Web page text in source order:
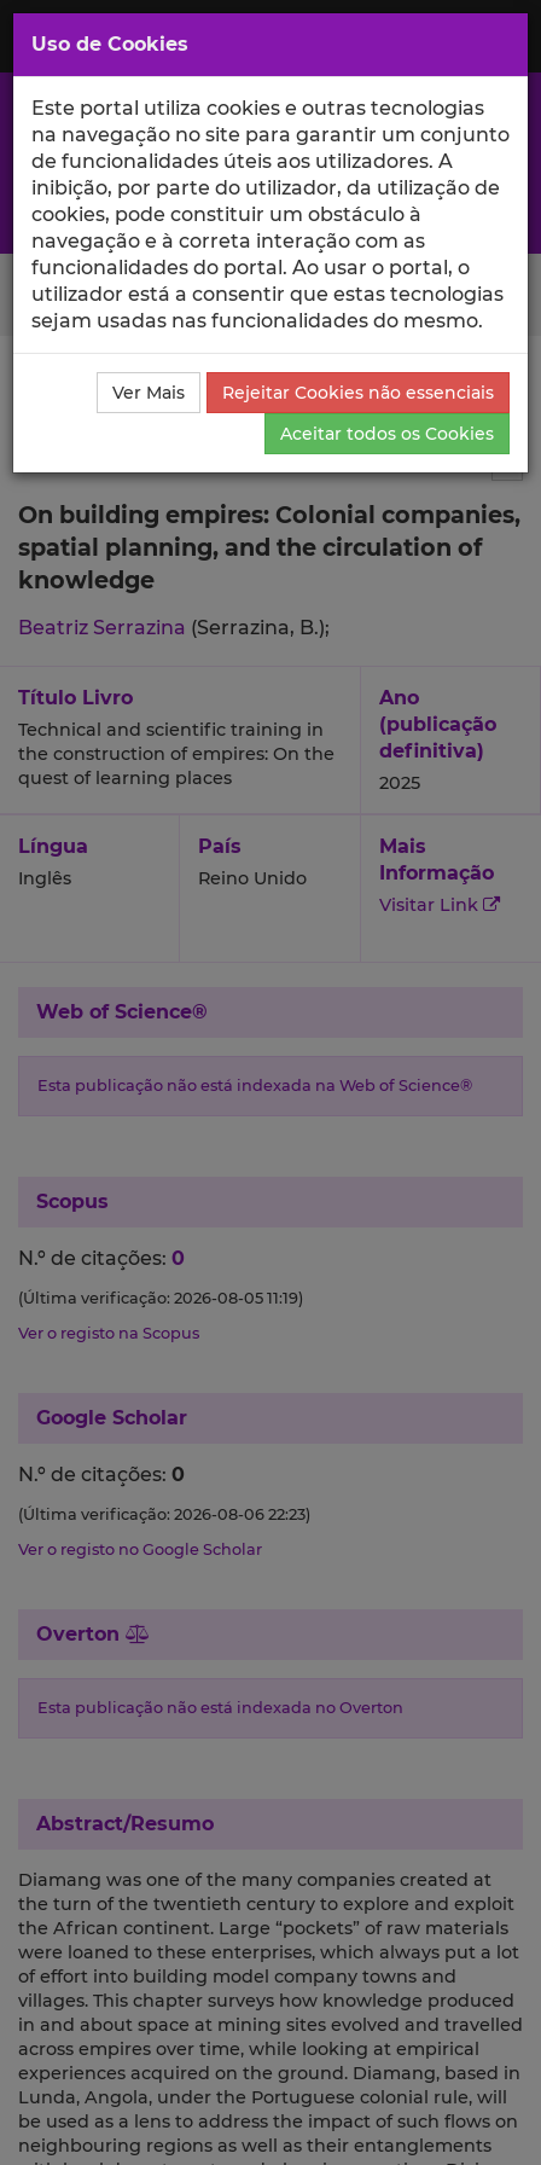
Saltar
para
Conteúdo
Principal
A excelência da investigação e ciência no Iscte
Search Button
Ciência_Iscte Publicações
Descrição Detalhada da
Publicação
On building empires: Colonial companies,
spatial planning, and the circulation of
knowledge
Beatriz Serrazina (Serrazina, B.);
Título Livro
Technical and scientific training in
the construction of empires: On the
quest of learning places
Ano
(publicação
definitiva)
2025
Língua
Inglês
País
Reino Unido
Mais
Informação
Visitar Link
Web of Science®
Esta publicação não está indexada na Web of Science®
Scopus
N.º de citações: 0
(Última verificação: 2026-08-05 11:19)
Ver o registo na Scopus
Google Scholar
N.º de citações: 0
(Última verificação: 2026-08-06 22:23)
Ver o registo no Google Scholar
Overton
Esta publicação não está indexada no Overton
Abstract/Resumo
Diamang was one of the many companies created at
the turn of the twentieth century to explore and exploit
the African continent. Large “pockets” of raw materials
were loaned to these enterprises, which always put a lot
of effort into building model company towns and
villages. This chapter surveys how knowledge produced
in and about space at mining sites evolved and travelled
across empires over time, while looking at empirical
experiences acquired on the ground. Diamang, based in
Lunda, Angola, under the Portuguese colonial rule, will
be used as a lens to address the impact of such flows on
neighbouring regions as well as their entanglements
Uso de Cookies
Este portal utiliza cookies e outras tecnologias
na navegação no site para garantir um conjunto
de funcionalidades úteis aos utilizadores. A
inibição, por parte do utilizador, da utilização de
cookies, pode constituir um obstáculo à
navegação e à correta interação com as
funcionalidades do portal. Ao usar o portal, o
utilizador está a consentir que estas tecnologias
sejam usadas nas funcionalidades do mesmo.
Ver Mais
Rejeitar Cookies não essenciais
Aceitar todos os Cookies